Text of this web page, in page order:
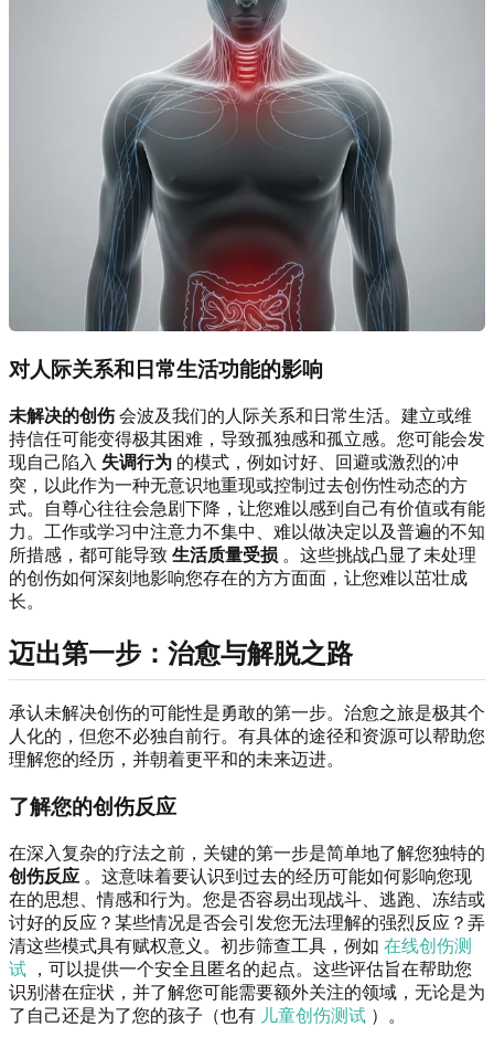
对人际关系和日常生活功能的影响
未解决的创伤会波及我们的人际关系和日常生活。建立或维
持信任可能变得极其困难，导致孤独感和孤立感。您可能会发
现自己陷入 失调行为 的模式，例如讨好、回避或激烈的冲
突，以此作为一种无意识地重现或控制过去创伤性动态的方
式。自尊心往往会急剧下降，让您难以感到自己有价值或有能
力。工作或学习中注意力不集中、难以做决定以及普遍的不知
所措感，都可能导致 生活质量受损 。这些挑战凸显了未处理
的创伤如何深刻地影响您存在的方方面面，让您难以茁壮成
长。
迈出第一步：治愈与解脱之路
承认未解决创伤的可能性是勇敢的第一步。治愈之旅是极其个
人化的，但您不必独自前行。有具体的途径和资源可以帮助您
理解您的经历，并朝着更平和的未来迈进。
了解您的创伤反应
在深入复杂的疗法之前，关键的第一步是简单地了解您独特的
创伤反应 。这意味着要认识到过去的经历可能如何影响您现
在的思想、情感和行为。您是否容易出现战斗、逃跑、冻结或
讨好的反应？某些情况是否会引发您无法理解的强烈反应？弄
清这些模式具有赋权意义。初步筛查工具，例如 在线创伤测
试 ，可以提供一个安全且匿名的起点。这些评估旨在帮助您
识别潜在症状，并了解您可能需要额外关注的领域，无论是为
了自己还是为了您的孩子（也有 儿童创伤测试 ）。